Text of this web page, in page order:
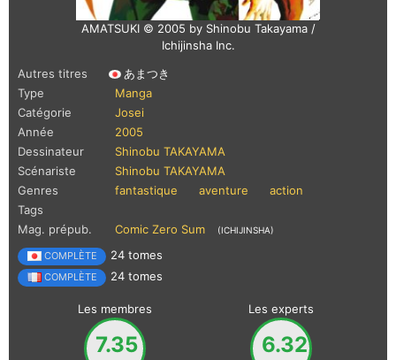
AMATSUKI © 2005 by Shinobu Takayama /
Ichijinsha Inc.
Autres titres
あまつき
Type
Manga
Catégorie
Josei
Année
2005
Dessinateur
Shinobu TAKAYAMA
Scénariste
Shinobu TAKAYAMA
Genres
fantastique aventure
action
Tags
Mag. prépub.
Comic Zero Sum (ICHIJINSHA)
COMPLÈTE 24 tomes
COMPLÈTE 24 tomes
Les membres
7.35
Les experts
6.32